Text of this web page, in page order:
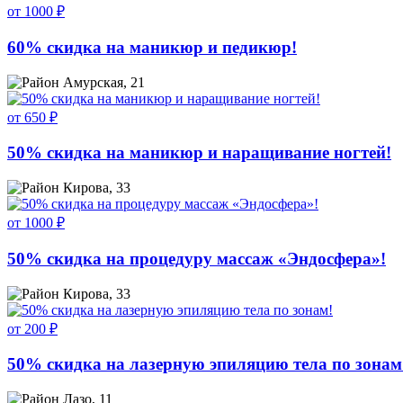
от 1000 ₽
60% скидка на маникюр и педикюр!
Амурская, 21
от 650 ₽
50% скидка на маникюр и наращивание ногтей!
Кирова, 33
от 1000 ₽
50% скидка на процедуру массаж «Эндосфера»!
Кирова, 33
от 200 ₽
50% скидка на лазерную эпиляцию тела по
Лазо, 11